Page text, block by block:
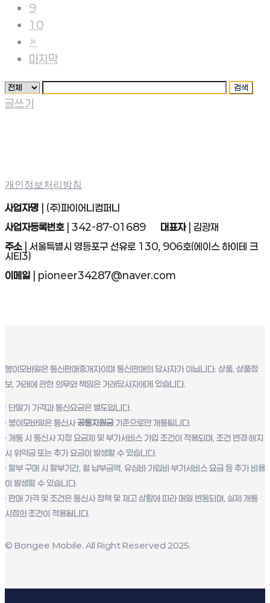
9
10
»
마지막
검색
글쓰기
개인정보처리방침
사업자명 | (주)파이어니컴퍼니
사업자등록번호| 342-87-01689 대표자| 김광재
주소| 서울특별시 영등포구 선유로 130, 906호(에이스 하이테 크
시티3)
이메일 | pioneer34287@naver.com
봉이모바일은 통신판매중개자이며 통신판매의 당사자가 이닙니다. 상품, 상품정
보, 거래에 관한 의무와 책임은 거래당사자에게 있습니다.
· 단말기 가격과 통신요금은 별도입니다.
· 봉이모바일은 통신사공통지원금기준으로만 개통됩니다.
· 개통 시 통신사 지정 요금제 및 부가서비스 가입 조건이 적용되며, 조건 변경·해지
시 위약금 또는 추가 요금이 발생할 수 있습니다.
· 할부 구매 시 할부기간, 월 납부금액, 유심비·가입비·부가서비스 요금 등 추가 비용
이 발생할 수 있습니다.
· 판매 가격 및 조건은 통신사 정책 및 재고 상황에 따라 매일 변동되며, 실제 개통
시점의 조건이 적용됩니다.
© Bongee Mobile. All Right Reserved 2025.